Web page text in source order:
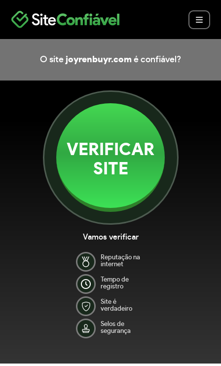
O site joyrenbuyr.com é confiável?
VERIFICAR
SITE
Vamos verificar
Reputação na
internet
Tempo de
registro
Site é
verdadeiro
Selos de
segurança